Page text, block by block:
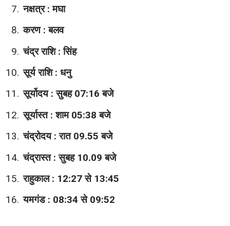
नक्षत्र : मघा
करण : बलव
चंद्र राशि : सिंह
सूर्य राशि : धनु
सूर्योदय : सुबह 07:16 बजे
सूर्यास्त : शाम 05:38 बजे
चंद्रोदय : रात 09.55 बजे
चंद्रास्त : सुबह 10.09 बजे
राहुकाल : 12:27 से 13:45
यमगंड : 08:34 से 09:52